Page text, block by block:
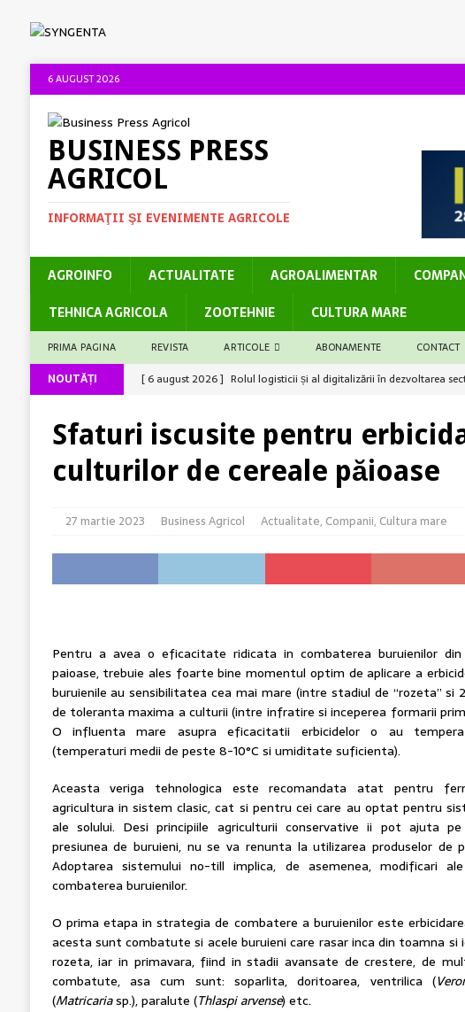
6 AUGUST 2026
BUSINESS PRESS
AGRICOL
INFORMAŢII ŞI EVENIMENTE AGRICOLE
AGROINFO ACTUALITATE AGROALIMENTAR
TEHNICA AGRICOLA
ZOOTEHNIE CULTURA MARE
PRIMA PAGINA REVISTA ARTICOLE ABONAMENTE CONTACT
NOUTĂȚI [ 6 august 2026 ] Rolul logisticii și al digitalizării în dezvoltarea
[ 5 august 2026 ]
Barierele administrative care decid soarta
[ 4 august 2026 ]
Solul – rezervor de nutrienți ACTUALITATE
transparență și eficiență demonstrate ACTUALITATE
Sfaturi iscusite pentru
culturilor de cereale păioase
27 martie 2023 Business Agricol Actualitate, Companii, Cultura mare
Pentru a avea o eficacitate ridicata in combaterea buruienilor
paioase, trebuie ales foarte bine momentul optim de aplicare a
buruienile au sensibilitatea cea mai mare (intre stadiul de “rozeta” si
de toleranta maxima a culturii (intre infratire si inceperea formarii
O influenta mare asupra eficacitatii erbicidelor o au
(temperaturi medii de peste 8-10°C si umiditate suficienta).
Aceasta veriga tehnologica este recomandata atat pentru
agricultura in sistem clasic, cat si pentru cei care au optat pentru
ale solului. Desi principiile agriculturii conservative ii pot ajuta
presiunea de buruieni, nu se va renunta la utilizarea produselor de
Adoptarea sistemului no-till implica, de asemenea, modificari
combaterea buruienilor.
O prima etapa in strategia de combatere a buruienilor este
acesta sunt combatute si acele buruieni care rasar inca din toamna si
rozeta, iar in primavara, fiind in stadii avansate de crestere, de
combatute, asa cum sunt: soparlita, doritoarea, ventrilica (
(Matricariasp.), paralute (Thlaspi arvense) etc.